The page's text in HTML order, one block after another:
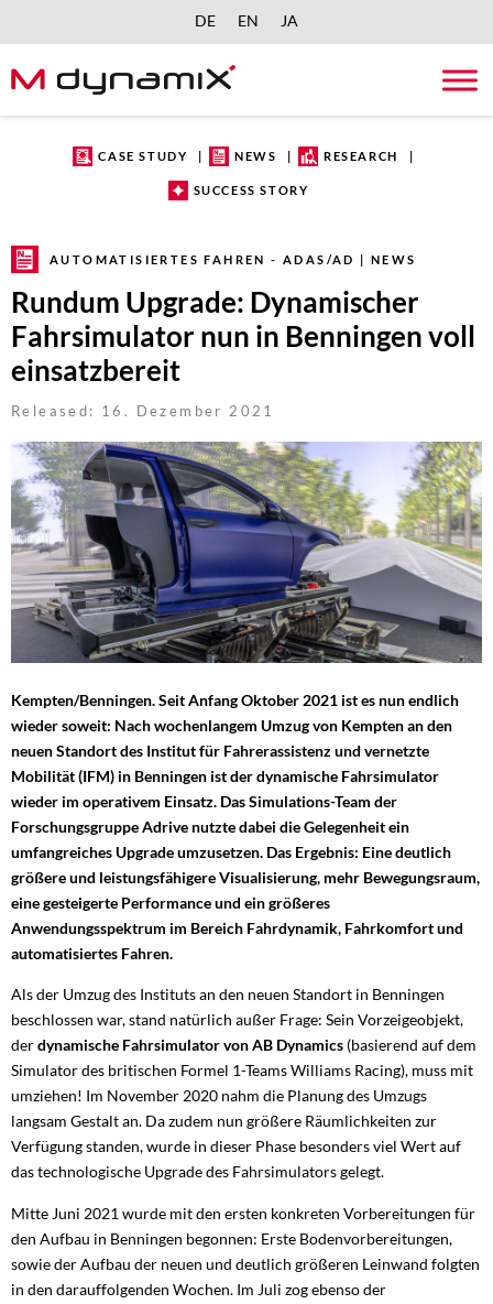
DE EN
JA
CASE STUDY NEWS RESEARCH
SUCCESS STORY
AUTOMATISIERTES FAHREN - ADAS/AD | NEWS
Rundum Upgrade: Dynamischer
Fahrsimulator nun in Benningen voll
einsatzbereit
Released: 16. Dezember 2021
Kempten/Benningen. Seit Anfang Oktober 2021 ist es nun endlich
wieder soweit: Nach wochenlangem Umzug von Kempten an den
neuen Standort des Institut für Fahrerassistenz und vernetzte
Mobilität (IFM) in Benningen ist der dynamische Fahrsimulator
wieder im operativem Einsatz. Das Simulations-Team der
Forschungsgruppe Adrive nutzte dabei die Gelegenheit ein
umfangreiches Upgrade umzusetzen. Das Ergebnis: Eine deutlich
größere und leistungsfähigere Visualisierung, mehr Bewegungsraum,
eine gesteigerte Performance und ein größeres
Anwendungsspektrum im Bereich Fahrdynamik, Fahrkomfort und
automatisiertes Fahren.
Als der Umzug des Instituts an den neuen Standort in Benningen
beschlossen war, stand natürlich außer Frage: Sein Vorzeigeobjekt,
derdynamische Fahrsimulator von AB Dynamics (basierend auf dem
Simulator des britischen Formel 1-Teams Williams Racing), muss mit
umziehen! Im November 2020 nahm die Planung des Umzugs
langsam Gestalt an. Da zudem nun größere Räumlichkeiten zur
Verfügung standen, wurde in dieser Phase besonders viel Wert auf
das technologische Upgrade des Fahrsimulators gelegt.
Mitte Juni 2021 wurde mit den ersten konkreten Vorbereitungen für
den Aufbau in Benningen begonnen: Erste Bodenvorbereitungen,
sowie der Aufbau der neuen und deutlich größeren Leinwand folgten
in den darauffolgenden Wochen. Im Juli zog ebenso der